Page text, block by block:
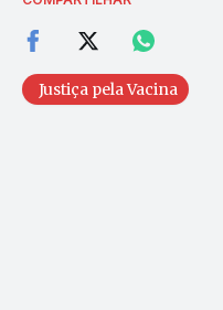
Justiça pela Vacina